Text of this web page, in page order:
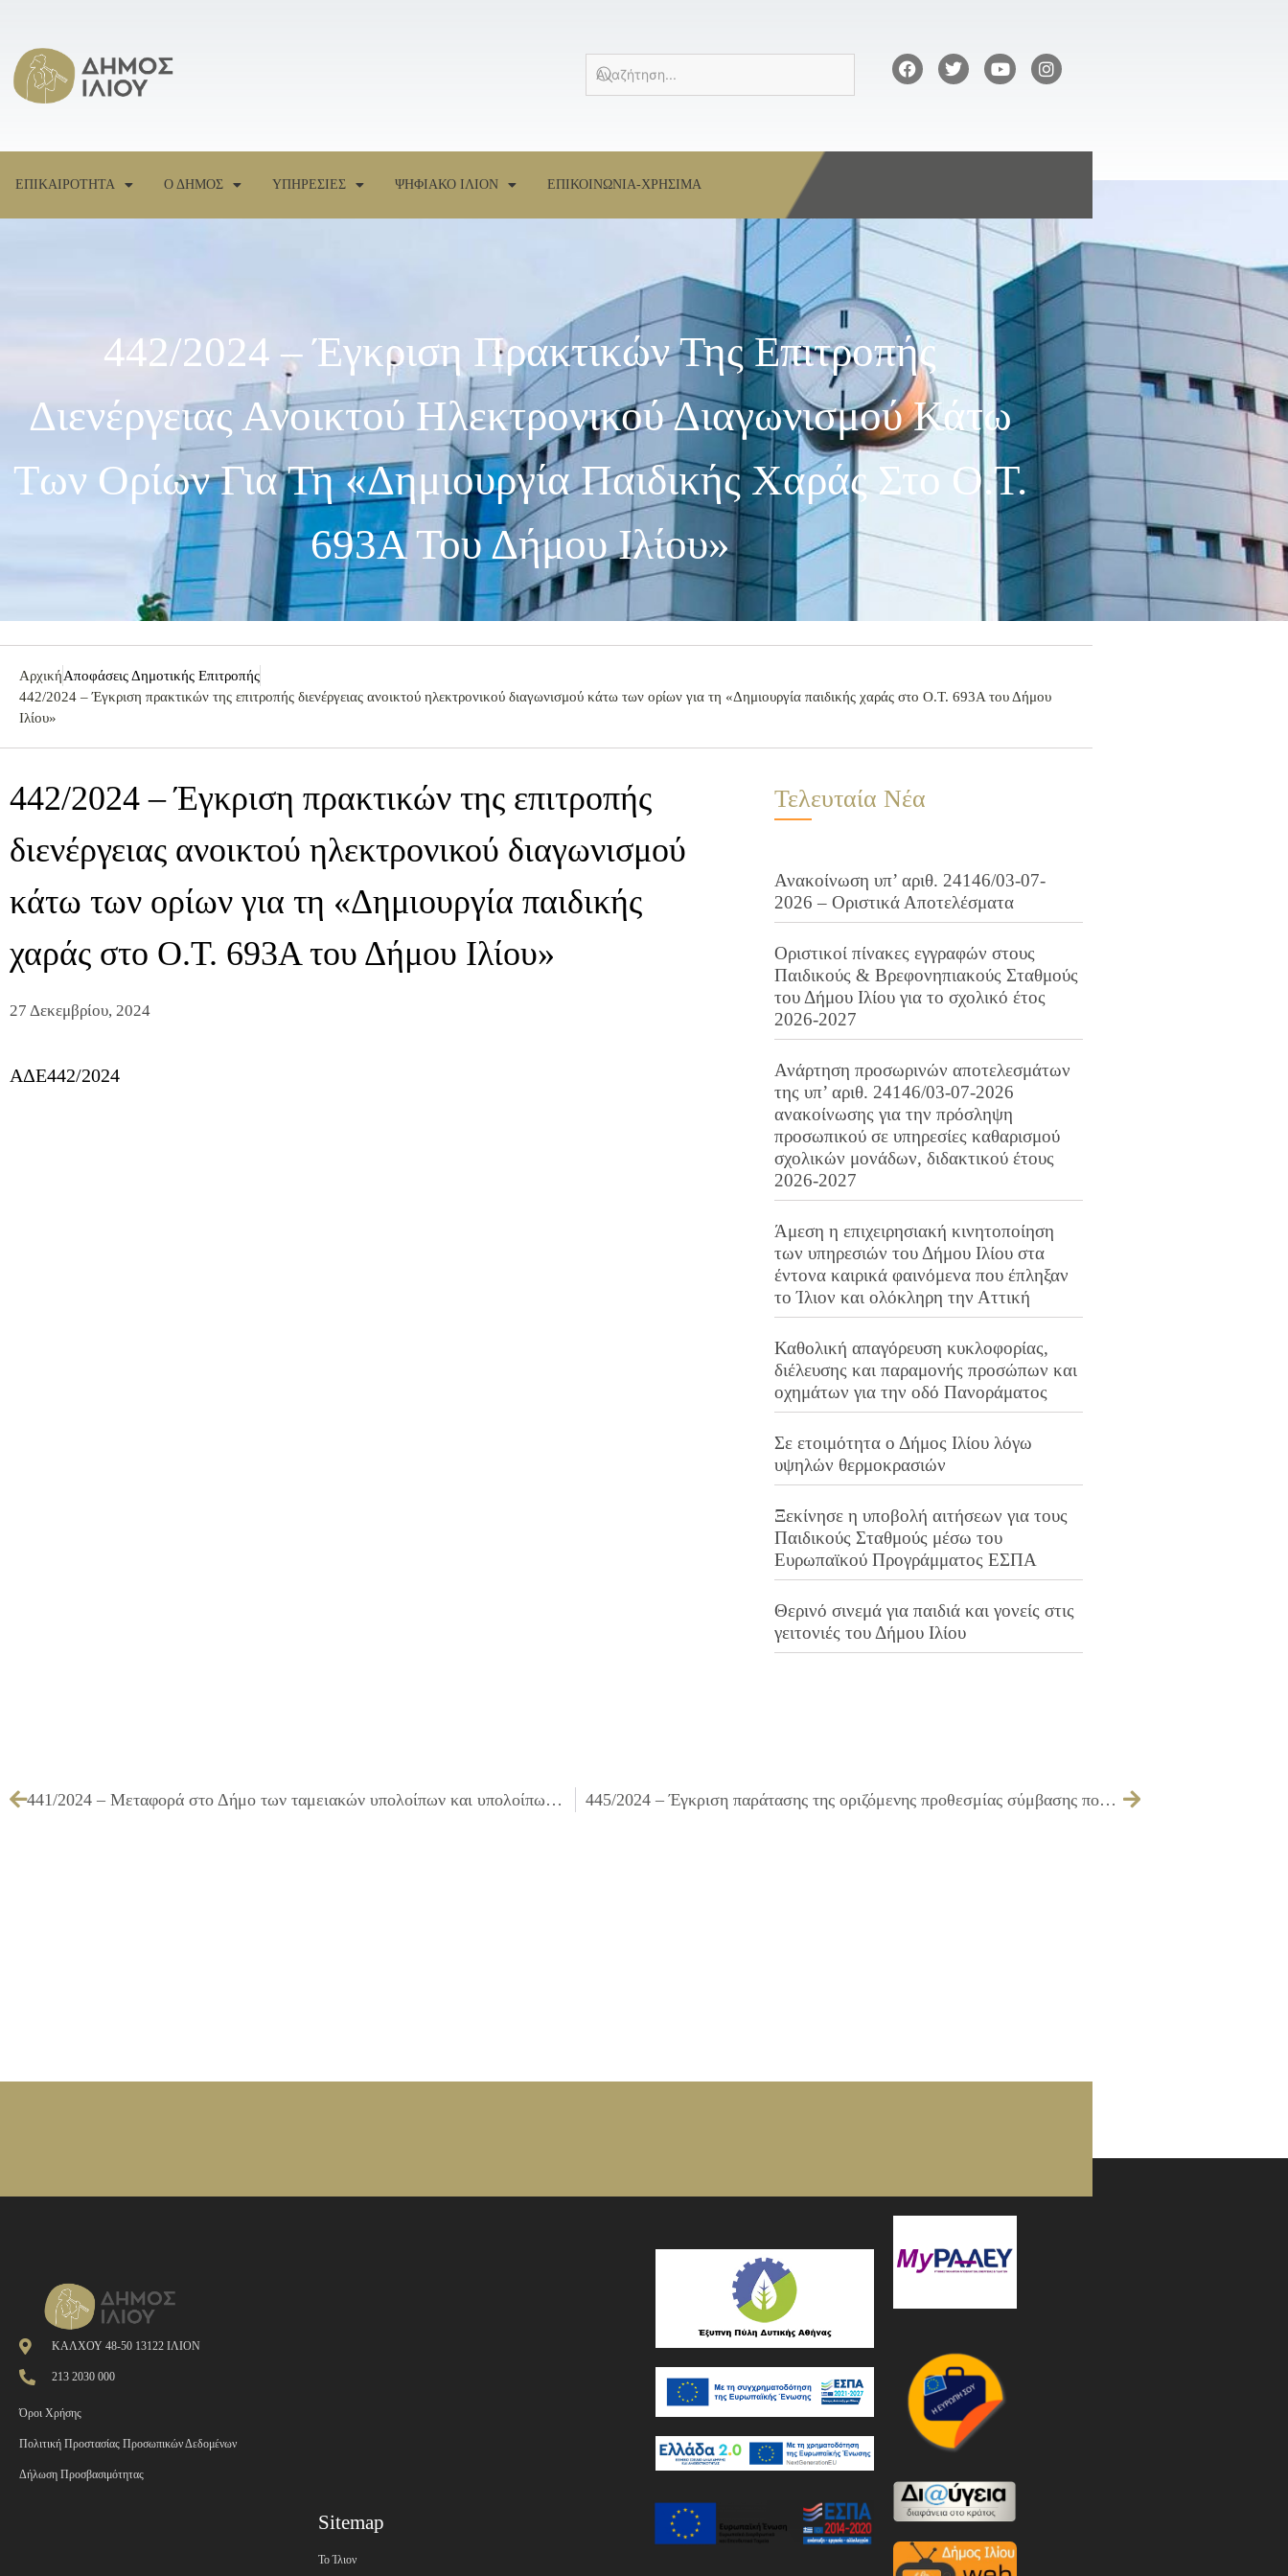
ΕΠΙΚΑΙΡΟΤΗΤΑ Ο ΔΗΜΟΣ ΥΠΗΡΕΣΙΕΣ ΨΗΦΙΑΚΟ ΙΛΙΟΝ ΕΠΙΚΟΙΝΩΝΙΑ-ΧΡΗΣΙΜΑ
442/2024 – Έγκριση Πρακτικών Της Επιτροπής
Διενέργειας Ανοικτού Ηλεκτρονικού Διαγωνισμού Κάτω
Των Ορίων Για Τη «Δημιουργία Παιδικής Χαράς Στο Ο.Τ.
693Α Του Δήμου Ιλίου»
ΑρχικήΑποφάσεις Δημοτικής Επιτροπής
442/2024 – Έγκριση πρακτικών της επιτροπής διενέργειας ανοικτού ηλεκτρονικού διαγωνισμού κάτω των ορίων για τη «Δημιουργία παιδικής χαράς στο Ο.Τ. 693Α του Δήμου
Ιλίου»
442/2024 – Έγκριση πρακτικών της επιτροπής
διενέργειας ανοικτού ηλεκτρονικού διαγωνισμού
κάτω των ορίων για τη «Δημιουργία παιδικής
χαράς στο Ο.Τ. 693Α του Δήμου Ιλίου»
27 Δεκεμβρίου, 2024
ΑΔΕ442/2024
Τελευταία Νέα
Ανακοίνωση υπ’ αριθ. 24146/03-07-
2026 – Οριστικά Αποτελέσματα
Οριστικοί πίνακες εγγραφών στους
Παιδικούς & Βρεφονηπιακούς Σταθμούς
του Δήμου Ιλίου για το σχολικό έτος
2026-2027
Ανάρτηση προσωρινών αποτελεσμάτων
της υπ’ αριθ. 24146/03-07-2026
ανακοίνωσης για την πρόσληψη
προσωπικού σε υπηρεσίες καθαρισμού
σχολικών μονάδων, διδακτικού έτους
2026-2027
Άμεση η επιχειρησιακή κινητοποίηση
των υπηρεσιών του Δήμου Ιλίου στα
έντονα καιρικά φαινόμενα που έπληξαν
το Ίλιον και ολόκληρη την Αττική
Καθολική απαγόρευση κυκλοφορίας,
διέλευσης και παραμονής προσώπων και
οχημάτων για την οδό Πανοράματος
Σε ετοιμότητα ο Δήμος Ιλίου λόγω
υψηλών θερμοκρασιών
Ξεκίνησε η υποβολή αιτήσεων για τους
Παιδικούς Σταθμούς μέσω του
Ευρωπαϊκού Προγράμματος ΕΣΠΑ
Θερινό σινεμά για παιδιά και γονείς στις
γειτονιές του Δήμου Ιλίου
441/2024 – Μεταφορά στο Δήμο των ταμειακών υπολοίπων και υπολοίπων τραπεζικών λογαριασμών των καταργούμενων νομικών προσώπων Σχολική Επιτροπή Πρωτοβάθμιας/Δευτεροβάθμιας εκπαίδευσης Δήμου Ιλίου καθώς και κλείσιμο αυτών των τραπεζικών λογαριασμών (Α.27 και Α.28 ν.5056/23) 445/2024 – Έγκριση παράτασης της οριζόμενης προθεσμίας σύμβασης που αφορά την «Ηχητική κάλυψη εκδηλώσεων»
ΚΑΛΧΟΥ 48-50 13122 ΙΛΙΟΝ
213 2030 000
Όροι Χρήσης
Πολιτική Προστασίας Προσωπικών Δεδομένων
Δήλωση Προσβασιμότητας
Sitemap
Το Ίλιον